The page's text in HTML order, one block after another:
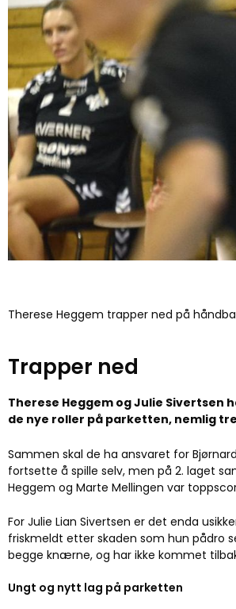
Therese Heggem trapper ned på
Trapper ned
Therese Heggem og Julie Sivertsen
de nye roller på parketten, nemlig
Sammen skal de ha ansvaret for
fortsette å spille selv, men på 2. laget
Heggem og Marte Mellingen var
For Julie Lian Sivertsen er det enda
friskmeldt etter skaden som hun pådro
begge knærne, og har ikke kommet
Ungt og nytt lag på parketten